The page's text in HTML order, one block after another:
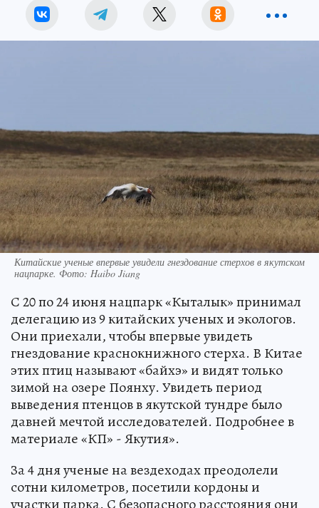
Китайские ученые впервые увидели гнездование стерхов в якутском
нацпарке. Фото: Haibo Jiang
С 20 по 24 июня нацпарк «Кыталык» принимал
делегацию из 9 китайских ученых и экологов.
Они приехали, чтобы впервые увидеть
гнездование краснокнижного стерха. В Китае
этих птиц называют «байхэ» и видят только
зимой на озере Поянху. Увидеть период
выведения птенцов в якутской тундре было
давней мечтой исследователей. Подробнее в
материале «КП» - Якутия».
За 4 дня ученые на вездеходах преодолели
сотни километров, посетили кордоны и